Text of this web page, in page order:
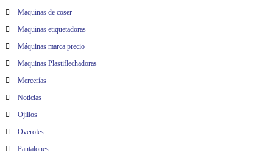
Maquinas de coser
Maquinas etiquetadoras
Máquinas marca precio
Maquinas Plastiflechadoras
Mercerías
Noticias
Ojillos
Overoles
Pantalones